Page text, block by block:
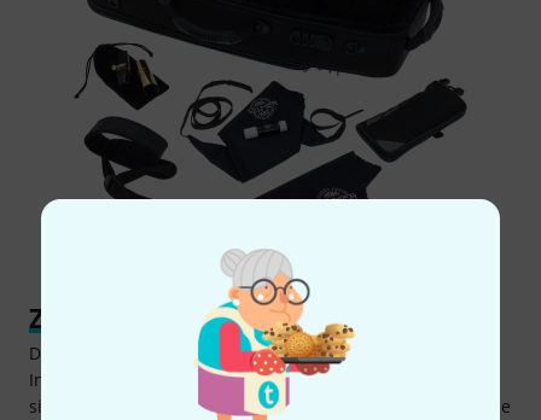
Zeitgemäß: Hoch Fis-Klappe
Die hoch Fis-Klappe gehört heutzutage bei qualitativen
Instrumenten in der Regel zur Standard-Ausrüstung, indes
sie bei älteren Instrumenten nicht immer vorhanden ist. Die